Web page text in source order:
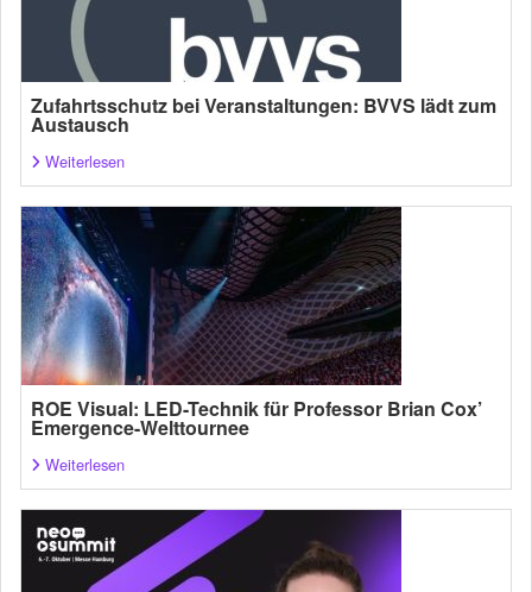
Zufahrtsschutz bei Veranstaltungen: BVVS lädt zum
Austausch
Weiterlesen
ROE Visual: LED-Technik für Professor Brian Cox’
Emergence-Welttournee
Weiterlesen